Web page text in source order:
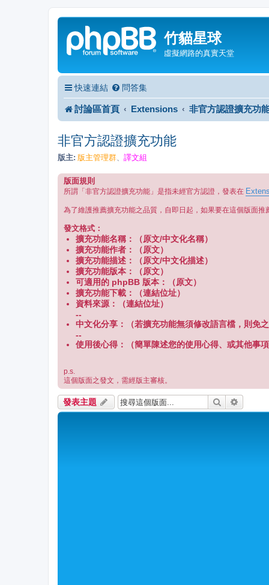
竹貓星球
虛擬網路的真實天堂
快速連結 問答集
討論區首頁 Extensions 非官方認證擴充功
非官方認證擴充功能
版主: 版主管理群 譯文組
版面規則
所謂「非官方認證擴充功能」是指未經官方認證，發表在
為了維護推薦擴充功能之品質，自即日起，如果要在這個版面推
發文格式：
擴充功能名稱：（原文/中文化名稱）
擴充功能作者：（原文）
擴充功能描述：（原文/中文化描述）
擴充功能版本：（原文）
可適用的 phpBB 版本：（原文）
擴充功能下載：（連結位址）
資料來源：（連結位址）
--
中文化分享：（若擴充功能無須修改語言檔，則免之
--
使用後心得：（簡單陳述您的使用心得、或其他事項
p.s.
這個版面之發文，需經版主審核。
發表主題 搜尋